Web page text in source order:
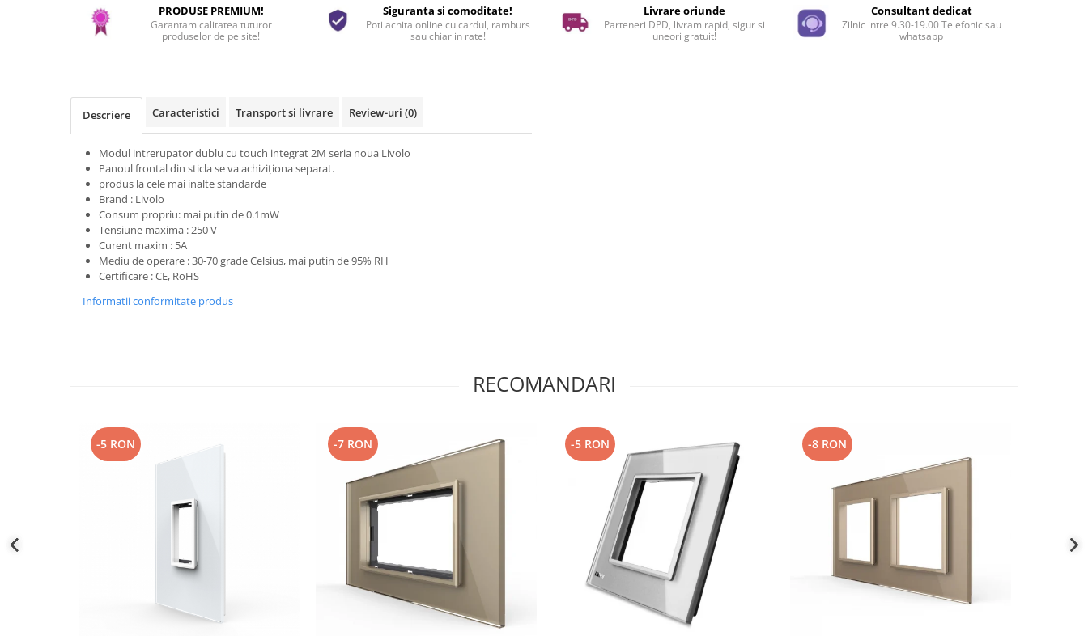
PRODUSE PREMIUM!
Garantam calitatea tuturor
produselor de pe site!
Siguranta si comoditate!
Poti achita online cu cardul, ramburs
sau chiar in rate!
Livrare oriunde
Parteneri DPD, livram rapid, sigur si
uneori gratuit!
Consultant dedicat
Zilnic intre 9.30-19.00 Telefonic sau
whatsapp
Descriere Caracteristici Transport si livrare Review-uri (0)
Modul intrerupator dublu cu touch integrat 2M seria noua Livolo
Panoul frontal din sticla se va achiziționa separat.
produs la cele mai inalte standarde
Brand : Livolo
Consum propriu: mai putin de 0.1mW
Tensiune maxima : 250 V
Curent maxim : 5A
Mediu de operare : 30-70 grade Celsius, mai putin de 95% RH
Certificare : CE, RoHS
Informatii conformitate produs
RECOMANDARI
-5 RON -7 RON -5 RON -8 RON
-5 RON